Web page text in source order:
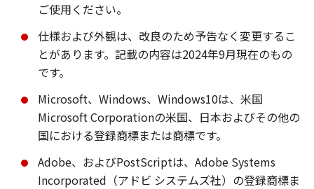
ご使用ください。
仕様および外観は、改良のため予告なく変更するこ
とがあります。記載の内容は2024年9月現在のもの
です。
Microsoft、Windows、Windows10は、米国
Microsoft Corporationの米国、日本およびその他の
国における登録商標または商標です。
Adobe、およびPostScriptは、Adobe Systems
Incorporated（アドビ システムズ社）の登録商標ま